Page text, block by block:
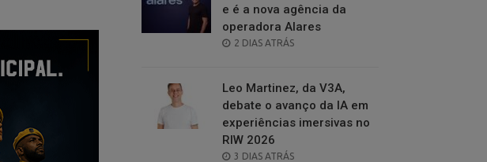
e é a nova agência da
operadora Alares
POSTED
2 DIAS ATRÁS
Leo Martinez, da V3A,
debate o avanço da IA em
experiências imersivas no
RIW 2026
POSTED
3 DIAS ATRÁS